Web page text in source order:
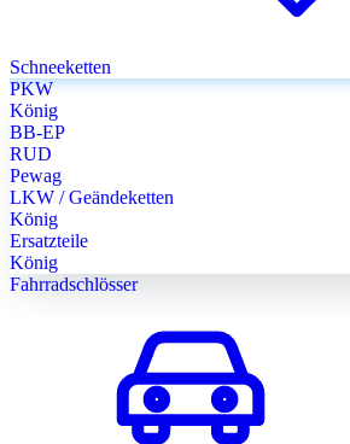
Schneeketten
PKW
König
BB-EP
RUD
Pewag
LKW / Geändeketten
König
Ersatzteile
König
Fahrradschlösser